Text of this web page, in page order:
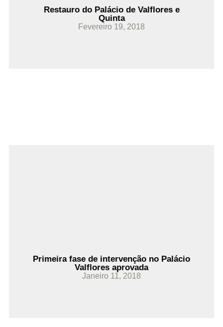
Restauro do Palácio de Valflores e
Quinta
Fevereiro 19, 2018
Primeira fase de intervenção no Palácio
Valflores aprovada
Janeiro 11, 2018